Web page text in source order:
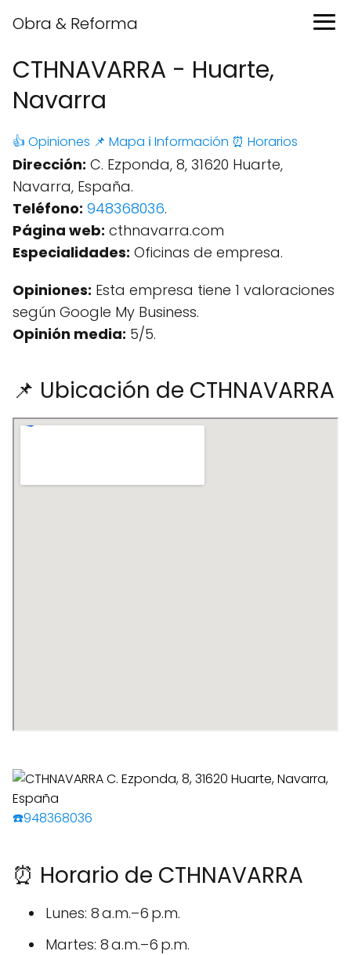
Obra & Reforma
CTHNAVARRA - Huarte,
Navarra
👍 Opiniones 📌 Mapa ℹ️ Información ⏰ Horarios
Dirección: C. Ezponda, 8, 31620 Huarte,
Navarra, España.
Teléfono: 948368036.
Página web: cthnavarra.com
Especialidades: Oficinas de empresa.
Opiniones: Esta empresa tiene 1 valoraciones
según Google My Business.
Opinión media: 5/5.
📌 Ubicación de CTHNAVARRA
☎️948368036
⏰ Horario de CTHNAVARRA
Lunes: 8 a.m.–6 p.m.
Martes: 8 a.m.–6 p.m.